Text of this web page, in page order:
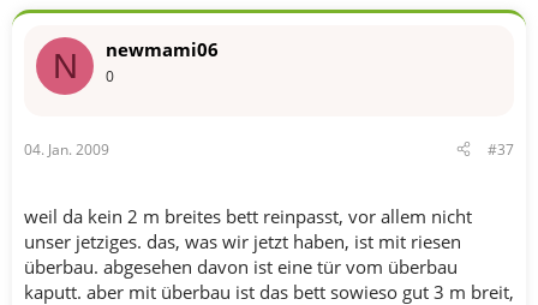
N newmami06
0
04. Jan. 2009 #37
weil da kein 2 m breites bett reinpasst, vor allem nicht
unser jetziges. das, was wir jetzt haben, ist mit riesen
überbau. abgesehen davon ist eine tür vom überbau
kaputt. aber mit überbau ist das bett sowieso gut 3 m breit,